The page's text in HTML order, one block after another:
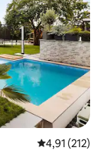
4,91 av 5 i
4,91 (212)